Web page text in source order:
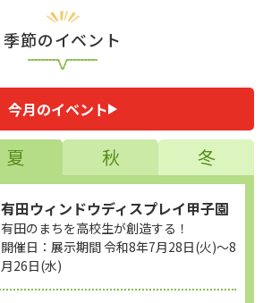
季節のイベント
今月のイベント
夏 秋 冬
有田ウィンドウディスプレイ甲子園
有田のまちを高校生が創造する！
開催日：展示期間 令和8年7月28日(火)～8
月26日(水)